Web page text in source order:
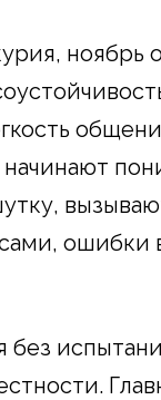
ноябрь
ошибки